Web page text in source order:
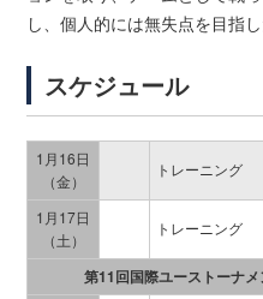
し、個人的には無失点を目指
スケジュール
1月16日
（金）
トレーニング
1月17日
（土）
トレーニング
第11回国際ユーストーナ